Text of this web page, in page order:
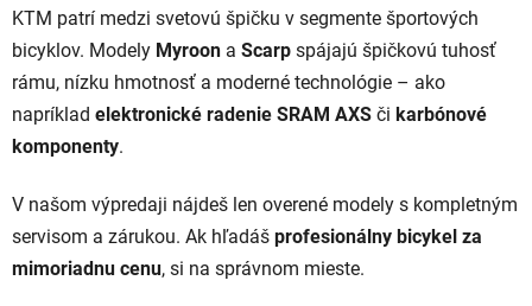
l
d
a
c
p
r
v
k
KTM patrí medzi svetovú špičku v segmente športových
bicyklov. Modely Myroon a Scarp spájajú špičkovú tuhosť
rámu, nízku hmotnosť a moderné technológie – ako
napríklad elektronické radenie SRAM AXS či karbónové
komponenty.
V našom výpredaji nájdeš len overené modely s kompletným
servisom a zárukou. Ak hľadáš profesionálny bicykel za
mimoriadnu cenu, si na správnom mieste.